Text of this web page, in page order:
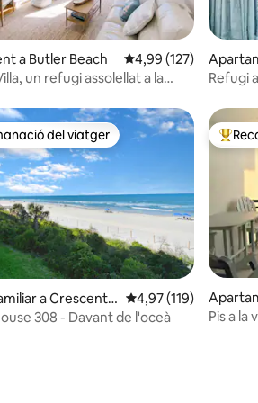
d'un total de 5; 113 avaluacions
a Butler Beach 4,99 de puntuació
4,99 (127)
un refugi assolellat a la
ch
Refugi
d'un total de 5; 195 avaluacions
recomanacions dels viatgers
del viatger
a Crescent B 4,97 de puntuació
4,97 (119)
308 - Davant de l'oceà
Pis a la